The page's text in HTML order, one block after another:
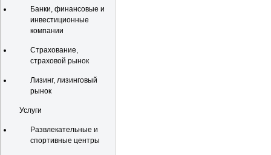
Банки, финансовые и
инвестиционные
компании
Страхование,
страховой рынок
Лизинг, лизинговый
рынок
Услуги
Развлекательные и
спортивные центры